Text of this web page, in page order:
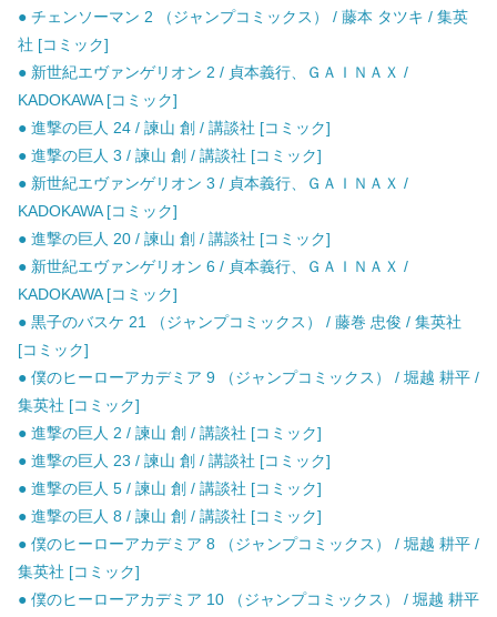
● チェンソーマン 2 （ジャンプコミックス） / 藤本 タツキ / 集英
社 [コミック]
● 新世紀エヴァンゲリオン 2 / 貞本義行、ＧＡＩＮＡＸ /
KADOKAWA [コミック]
● 進撃の巨人 24 / 諫山 創 / 講談社 [コミック]
● 進撃の巨人 3 / 諫山 創 / 講談社 [コミック]
● 新世紀エヴァンゲリオン 3 / 貞本義行、ＧＡＩＮＡＸ /
KADOKAWA [コミック]
● 進撃の巨人 20 / 諫山 創 / 講談社 [コミック]
● 新世紀エヴァンゲリオン 6 / 貞本義行、ＧＡＩＮＡＸ /
KADOKAWA [コミック]
● 黒子のバスケ 21 （ジャンプコミックス） / 藤巻 忠俊 / 集英社
[コミック]
● 僕のヒーローアカデミア 9 （ジャンプコミックス） / 堀越 耕平 /
集英社 [コミック]
● 進撃の巨人 2 / 諫山 創 / 講談社 [コミック]
● 進撃の巨人 23 / 諫山 創 / 講談社 [コミック]
● 進撃の巨人 5 / 諫山 創 / 講談社 [コミック]
● 進撃の巨人 8 / 諫山 創 / 講談社 [コミック]
● 僕のヒーローアカデミア 8 （ジャンプコミックス） / 堀越 耕平 /
集英社 [コミック]
● 僕のヒーローアカデミア 10 （ジャンプコミックス） / 堀越 耕平